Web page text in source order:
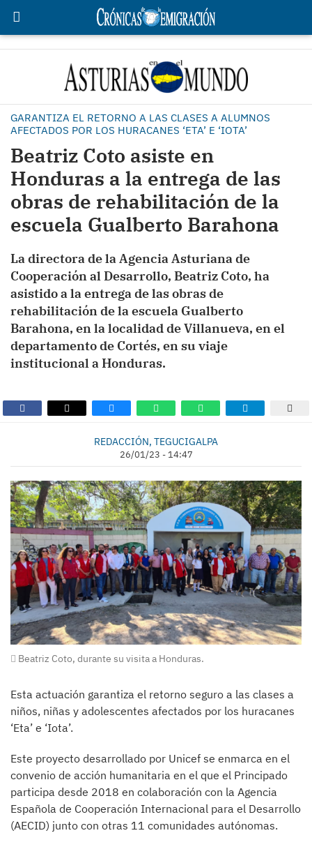
GARANTIZA EL RETORNO A LAS CLASES A ALUMNOS
AFECTADOS POR LOS HURACANES ‘ETA’ E ‘IOTA’
Beatriz Coto asiste en
Honduras a la entrega de las
obras de rehabilitación de la
escuela Gualberto Barahona
La directora de la Agencia Asturiana de
Cooperación al Desarrollo, Beatriz Coto, ha
asistido a la entrega de las obras de
rehabilitación de la escuela Gualberto
Barahona, en la localidad de Villanueva, en el
departamento de Cortés, en su viaje
institucional a Honduras.
REDACCIÓN, TEGUCIGALPA
26/01/23 - 14:47
Beatriz Coto, durante su visita a Honduras.
Esta actuación garantiza el retorno seguro a las clases a
niños, niñas y adolescentes afectados por los huracanes
‘Eta’ e ‘Iota’.
Este proyecto desarrollado por Unicef se enmarca en el
convenio de acción humanitaria en el que el Principado
participa desde 2018 en colaboración con la Agencia
Española de Cooperación Internacional para el Desarrollo
(AECID) junto con otras 11 comunidades autónomas.